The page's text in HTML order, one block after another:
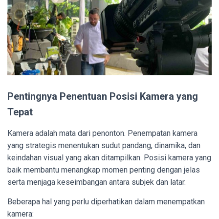
Pentingnya Penentuan Posisi Kamera yang
Tepat
Kamera adalah mata dari penonton. Penempatan kamera
yang strategis menentukan sudut pandang, dinamika, dan
keindahan visual yang akan ditampilkan. Posisi kamera yang
baik membantu menangkap momen penting dengan jelas
serta menjaga keseimbangan antara subjek dan latar.
Beberapa hal yang perlu diperhatikan dalam menempatkan
kamera: